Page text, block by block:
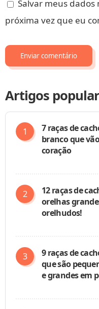
Salvar meus
próxima vez que eu
Artigos
7 raças de
branco que
coração
12 raças de
orelhas
orelhudos!
9 raças de
que são
e grandes em